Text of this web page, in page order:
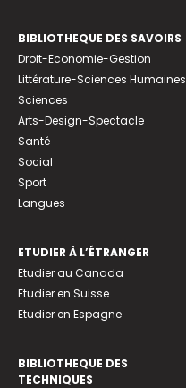
BIBLIOTHEQUE DES SAVOIRS
Droit-Economie-Gestion
Littérature-Sciences Humaines
Sciences
Arts-Design-Spectacle
Santé
Social
Sport
Langues
ETUDIER À L’ÉTRANGER
Etudier au Canada
Etudier en Suisse
Etudier en Espagne
BIBLIOTHEQUE DES
TECHNIQUES